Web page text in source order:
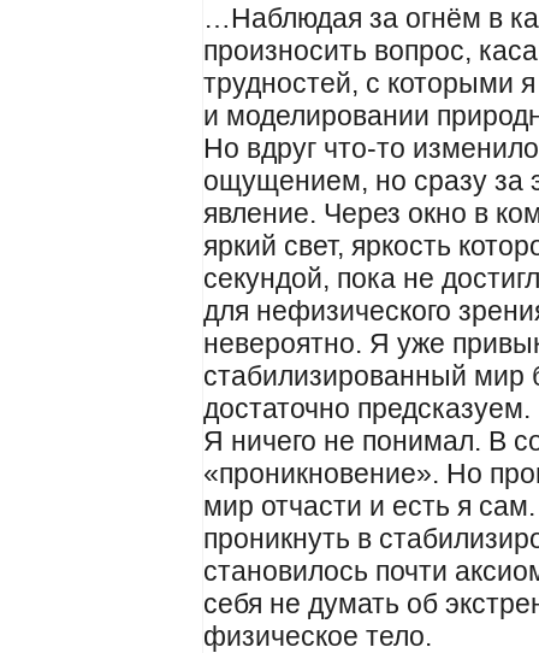
…Наблюдая за огнём в
произносить вопрос,
трудностей, с которыми
и моделировании
Но вдруг что-то
ощущением, но сразу за
явление. Через окно в
яркий свет, яркость
секундой, пока не
для нефизического
невероятно. Я уже
стабилизированный мир
достаточно предсказуем.
Я ничего не понимал. В
«проникновение». Но
мир отчасти и есть я
проникнуть в
становилось почти
себя не думать об
физическое тело.